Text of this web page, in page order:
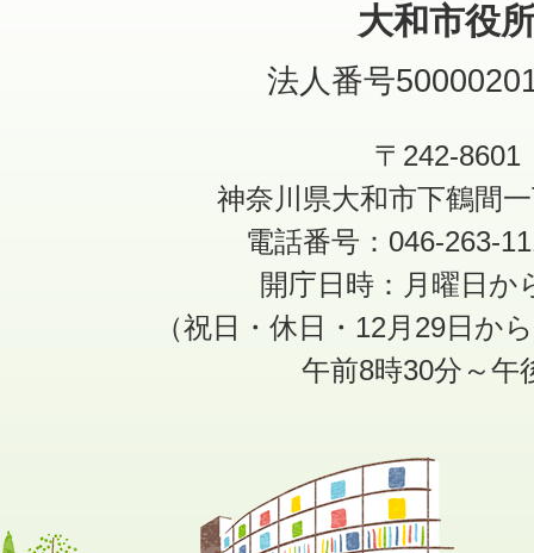
大和市役
法人番号
〒242-8601
神奈川県大和市下鶴間
電話番号：046-263-
開庁日時：月曜日か
（祝日・休日・12月29日か
午前8時30分～午